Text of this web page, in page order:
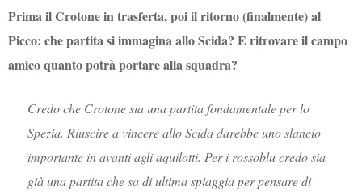
Prima il Crotone in trasferta, poi il ritorno (finalmente) al
Picco: che partita si immagina allo Scida? E ritrovare il campo
amico quanto potrà portare alla squadra?
Credo che Crotone sia una partita fondamentale per lo
Spezia. Riuscire a vincere allo Scida darebbe uno slancio
importante in avanti agli aquilotti. Per i rossoblu credo sia
già una partita che sa di ultima spiaggia per pensare di